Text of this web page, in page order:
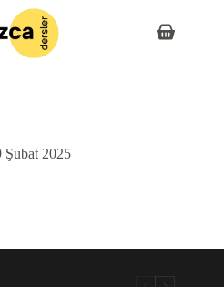
Shopping
Şubat 2025